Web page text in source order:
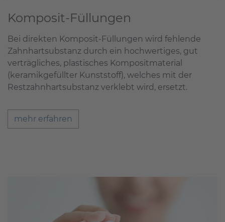
Komposit-Füllungen
Bei direkten Komposit-Füllungen wird fehlende
Zahnhartsubstanz durch ein hochwertiges, gut
verträgliches, plastisches Kompositmaterial
(keramikgefüllter Kunststoff), welches mit der
Restzahnhartsubstanz verklebt wird, ersetzt.
mehr erfahren